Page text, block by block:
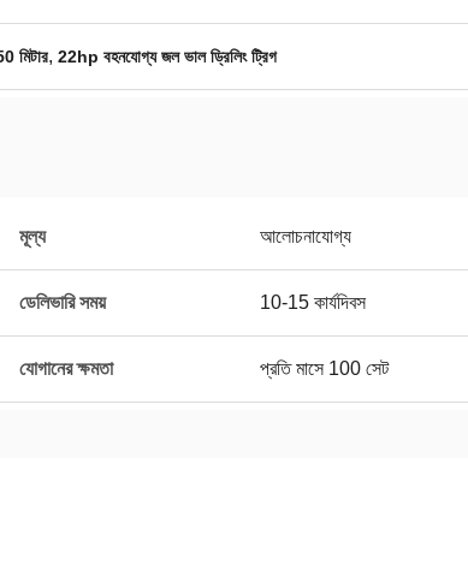
মিটার, 22hp বহনযোগ্য জল ভাল ড্রিলিং ট্রিগ
মূল্য আলোচনাযোগ্য
ডেলিভারি সময় 10-15 কার্যদিবস
যোগানের ক্ষমতা প্রতি মাসে 100 সেট